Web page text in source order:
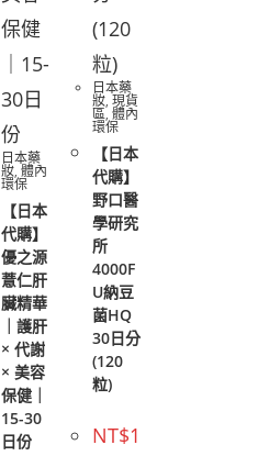
日本藥
妝, 體內
環保
【日本
代購】
優之源
薏仁肝
臟精華
｜護肝
× 代謝
× 美容
保健｜
15-30
日份
日本藥
妝, 現貨
區, 體內
環保
【日本
代購】
野口醫
學研究
所
4000F
U納豆
菌HQ
30日分
(120
粒)
NT$1